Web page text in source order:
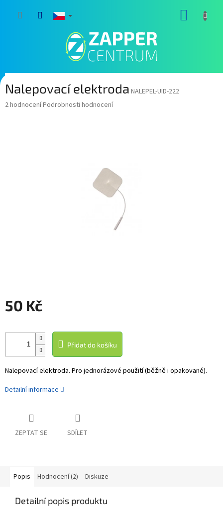
Nalepovací elektroda NALEPEL-UID-222
Průměrné
2 hodnoceníPodrobnosti hodnocení
50 Kč
cena:
Přidat do košíku
Nalepovací elektroda. Pro jednorázové použití (běžně i opakované).
Detailní informace
ZEPTAT SE SDÍLET
Popis Hodnocení (2) Diskuze
Detailní popis produktu